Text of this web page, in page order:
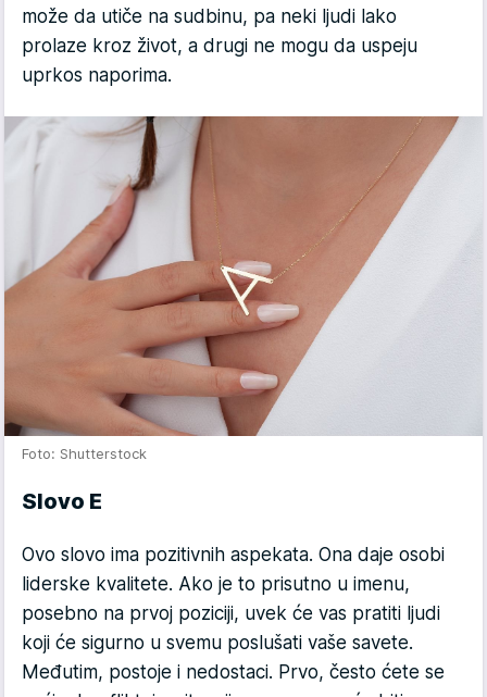
može da utiče na sudbinu, pa neki ljudi lako
prolaze kroz život, a drugi ne mogu da uspeju
uprkos naporima.
Foto: Shutterstock
Slovo E
Ovo slovo ima pozitivnih aspekata. Ona daje osobi
liderske kvalitete. Ako je to prisutno u imenu,
posebno na prvoj poziciji, uvek će vas pratiti ljudi
koji će sigurno u svemu poslušati vaše savete.
Međutim, postoje i nedostaci. Prvo, često ćete se